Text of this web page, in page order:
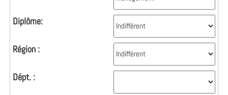
Diplôme:
Région :
Dépt. :